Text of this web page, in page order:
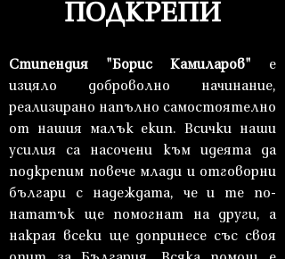
ПОДКРЕПИ
Стипендия "Борис Камиларов" е
изцяло доброволно начинание,
реализирано напълно самостоятелно
от нашия малък екип. Всички наши
усилия са насочени към идеята да
подкрепим повече млади и отговорни
българи с надеждата, че и те по-
нататък ще помогнат на други, а
накрая всеки ще допринесе със своя